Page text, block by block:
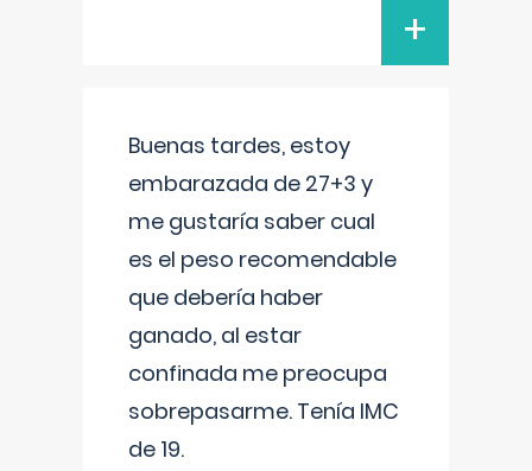
+
Buenas tardes, estoy
embarazada de 27+3 y
me gustaría saber cual
es el peso recomendable
que debería haber
ganado, al estar
confinada me preocupa
sobrepasarme. Tenía IMC
de 19.